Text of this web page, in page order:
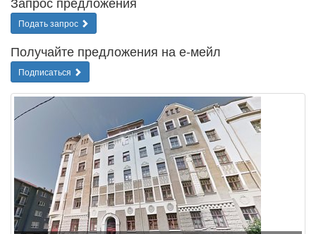
Подать запрос
Получайте предложения на е-мейл
Подписаться